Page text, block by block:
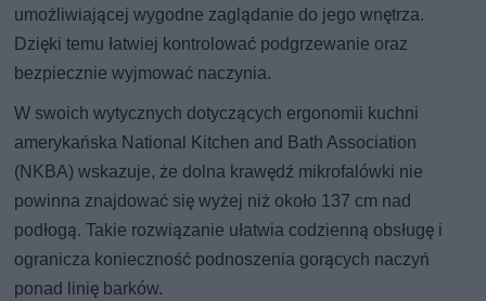
umożliwiającej wygodne zaglądanie do jego wnętrza.
Dzięki temu łatwiej kontrolować podgrzewanie oraz
bezpiecznie wyjmować naczynia.
W swoich wytycznych dotyczących ergonomii kuchni
amerykańska National Kitchen and Bath Association
(NKBA) wskazuje, że dolna krawędź mikrofalówki nie
powinna znajdować się wyżej niż około 137 cm nad
podłogą. Takie rozwiązanie ułatwia codzienną obsługę i
ogranicza konieczność podnoszenia gorących naczyń
ponad linię barków.